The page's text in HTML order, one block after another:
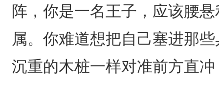
阵，你是一名王子，应该腰
属。你难道想把自己塞进那
沉重的木桩一样对准前方直冲